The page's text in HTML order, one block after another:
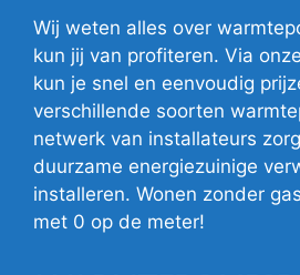
Wij weten alles over
kun jij van profiteren. Via
kun je snel en eenvoudig
verschillende soorten
netwerk van installateurs
duurzame energiezuinige
installeren. Wonen zonder
met 0 op de meter!